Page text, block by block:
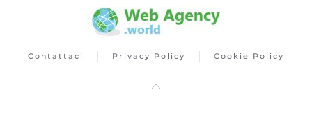
Contattaci Privacy Policy Cookie Policy